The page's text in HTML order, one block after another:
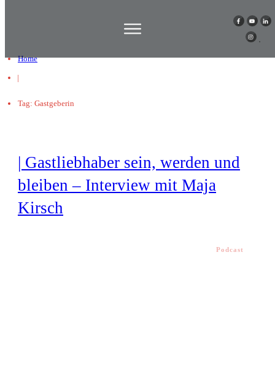
Home
|
Tag: Gastgeberin
| Gastliebhaber sein, werden und
bleiben – Interview mit Maja
Kirsch
Podcast